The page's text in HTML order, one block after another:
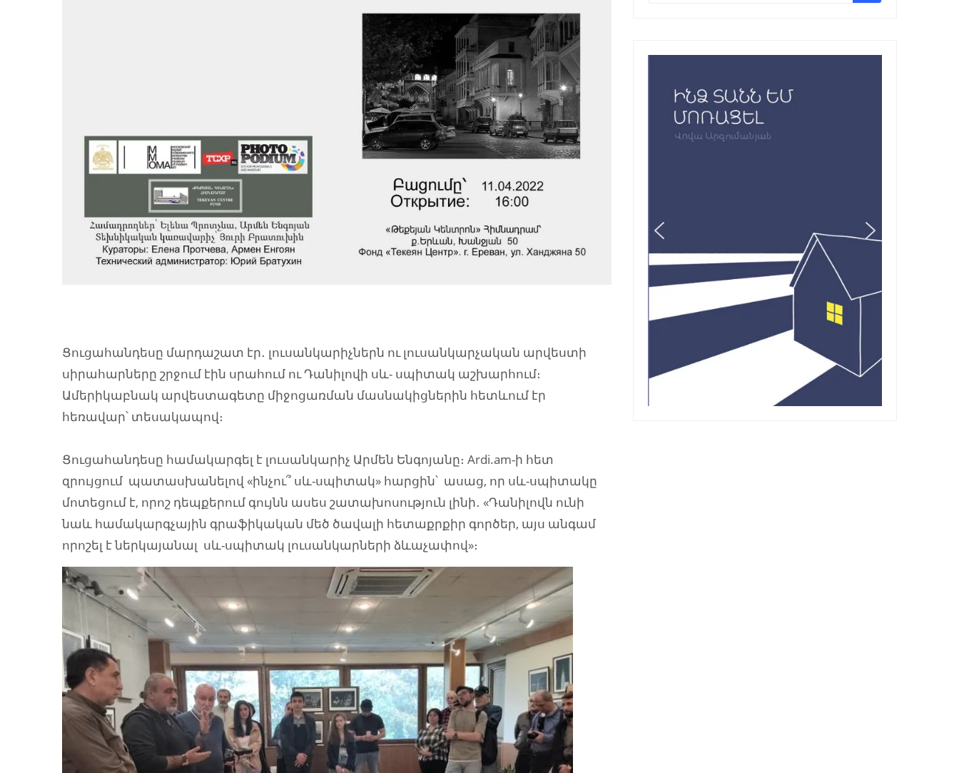
Ցուցահանդեսը մարդաշատ էր․ լուսանկարիչներն ու լուսանկարչական արվեստի
սիրահարները շրջում էին սրահում ու Դանիլովի սև- սպիտակ աշխարհում։
Ամերիկաբնակ արվեստագետը միջոցառման մասնակիցներին հետևում էր
հեռավար՝ տեսակապով։
Ցուցահանդեսը համակարգել է լուսանկարիչ Արմեն Ենգոյանը։ Ardi.am-ի հետ
զրույցում պատասխանելով «ինչու՞ սև-սպիտակ» հարցին՝ ասաց, որ սև-սպիտակը
մոտեցում է, որոշ դեպքերում գույնն ասես շատախոսություն լինի․ «Դանիլովն ունի
նաև համակարգչային գրաֆիկական մեծ ծավալի հետաքրքիր գործեր, այս անգամ
որոշել է ներկայանալ սև-սպիտակ լուսանկարների ձևաչափով»։